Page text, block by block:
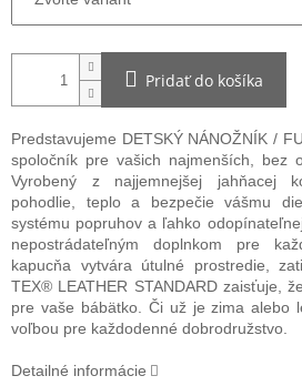
Pridať do košíka
Predstavujeme DETSKÝ NÁNOŽNÍK /
spoločník pre vašich najmenších, bez
Vyrobený z najjemnejšej jahňacej
pohodlie, teplo a bezpečie vášmu
systému popruhov a ľahko
nepostrádateľným doplnkom pre
kapucňa vytvára útulné prostredie,
TEX® LEATHER STANDARD zaisťuje,
pre vaše bábätko. Či už je zima alebo
voľbou pre každodenné dobrodružstvo.
Detailné informácie